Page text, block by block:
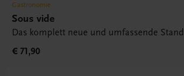
Gastronomie
Sous vide
Das komplett neue und umfassende
€ 71,90